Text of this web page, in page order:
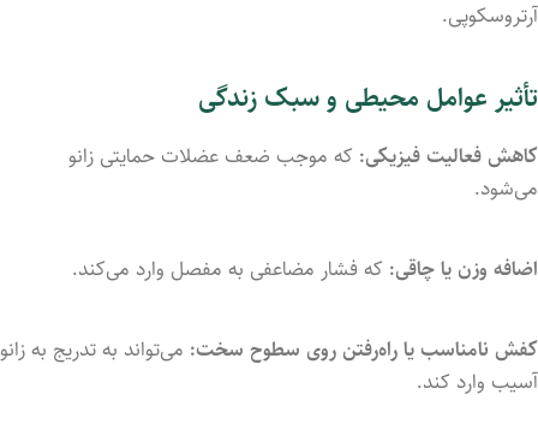
آرتروسکوپی.
تأثیر عوامل محیطی وسبک زندگی
کاهش فعالیت فیزیکی: که موجب ضعف عضلات حمایتی زانو
می‌شود.
اضافه وزن یاچاقی: کهفشار مضاعفی به مفصل وارد می‌کند.
کفش نامناسب یاراه‌رفتن روی سطوح سخت: می‌تواند بهتدریج بهزانو
آسیب وارد کند.